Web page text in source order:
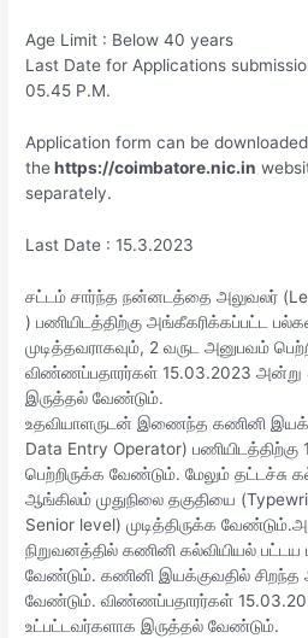
Age Limit : Below 40 years
Last Date for Applications
05.45 P.M.
Application form can be
thehttps://coimbatore.nic.in
separately.
Last Date : 15.3.2023
சட்டம் சார்ந்த நன்னடத்தை அலுவலர்
) பணியிடத்திற்கு அங்கீகரிக்கப்பட்ட
முடித்தவராகவும், 2 வருட அனுபவம்
விண்ணப்பதாரர்கள் 15.03.2023 அன்று
இருத்தல் வேண்டும்.
உதவியாளருடன் இணைந்த கணினி
Data Entry Operator) பணியிடத்திற்கு
பெற்றிருக்க வேண்டும். மேலும் தட்டச்சு
ஆங்கிலம் முதுநிலை தகுதியை
Senior level) முடித்திருக்க
நிறுவனத்தில் கணினி கல்வியியல் பட்டய
வேண்டும். கணினி இயக்குவதில் சிறந்த
வேண்டும். விண்ணப்பதாரர்கள்
உட்பட்டவர்களாக இருத்தல் வேண்டும்.